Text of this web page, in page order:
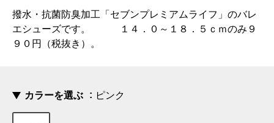
撥水・抗菌防臭加工「セブンプレミアムライフ」のバレ
エシューズです。 １４．０～１８．５ｃｍのみ９
９０円（税抜き）。
カラーを選ぶ ピンク